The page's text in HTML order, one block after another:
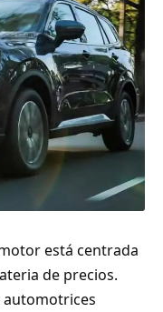
está centrada
de precios.
automotrices